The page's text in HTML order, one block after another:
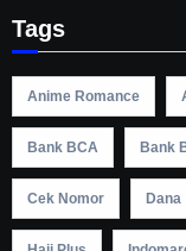
Tags
Anime Romance
Bank BCA Bank
Cek Nomor Dana